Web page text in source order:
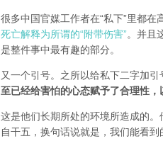
很多中国官媒工作者在“私下”里都
死亡解释为所谓的“附带伤害”。并且
是整件事中最有趣的部分。
又一个引号。之所以给私下二字加引
至已经给害怕的心态赋予了合理性，
这是他们长期所处的环境所造成的
自干五，换句话说就是，我们能看